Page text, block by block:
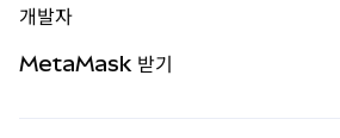
무기한 선물
실물자산
개발자
MetaMask 받기